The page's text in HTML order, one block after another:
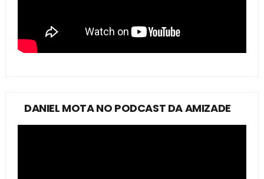
DANIEL MOTA NO PODCAST DA AMIZADE